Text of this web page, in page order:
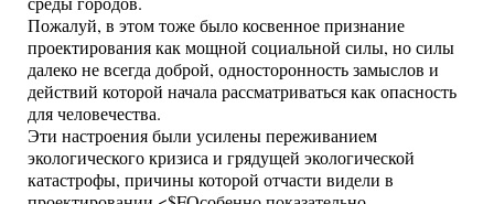
Пожалуй, в этом тоже было косвенное признание
проектирования как мощной социальной силы, но силы
далеко не всегда доброй, односторонность замыслов и
действий которой начала рассматриваться как опасность
для человечества.
Эти настроения были усилены переживанием
экологического кризиса и грядущей экологической
катастрофы, причины которой отчасти видели в